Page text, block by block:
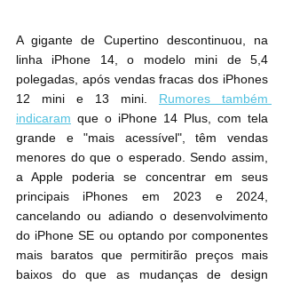
A gigante de Cupertino descontinuou, na
linha iPhone 14, o modelo mini de 5,4
polegadas, após vendas fracas dos iPhones
12 mini e 13 mini. Rumores também
indicaram que o ‌iPhone 14‌ Plus, com tela
grande e "mais acessível", têm vendas
menores do que o esperado. Sendo assim,
a Apple poderia se concentrar em seus
principais iPhones em 2023 e 2024,
cancelando ou adiando o desenvolvimento
do ‌iPhone SE‌ ou optando por componentes
mais baratos que permitirão preços mais
baixos do que as mudanças de design